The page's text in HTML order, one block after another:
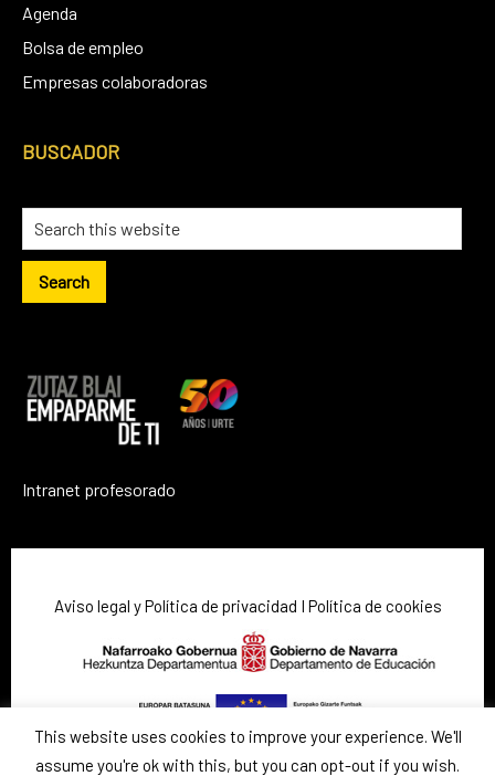
Agenda
Bolsa de empleo
Empresas colaboradoras
BUSCADOR
Intranet profesorado
Aviso legal y Política de privacidad I Política de cookies
This website uses cookies to improve your experience. We'll
assume you're ok with this, but you can opt-out if you wish.